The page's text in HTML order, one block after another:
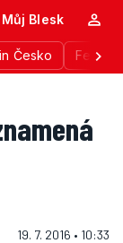
Česko
Můj Blesk
19. 7. 2016 • 10:33